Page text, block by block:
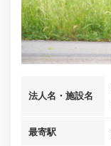
法人名・施設名
最寄駅